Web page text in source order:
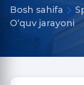
Bosh sahifa
O‘quv jarayoni